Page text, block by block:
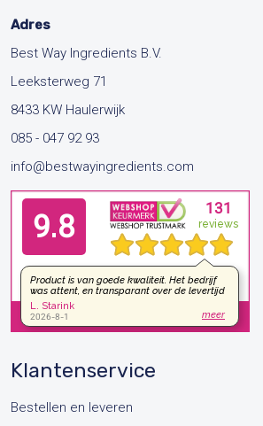
Adres
Best Way Ingredients B.V.
Leeksterweg 71
8433 KW Haulerwijk
085 - 047 92 93
info@bestwayingredients.com
Klantenservice
Bestellen en leveren